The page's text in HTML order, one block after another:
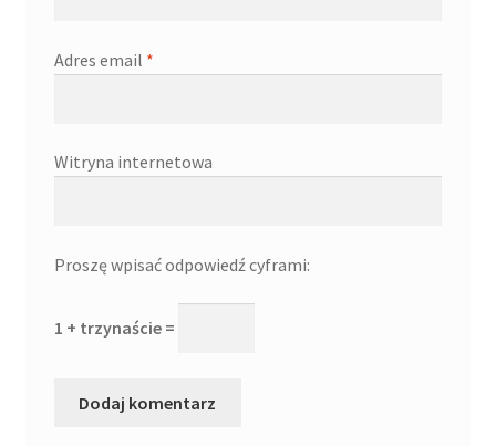
Adres email *
Witryna internetowa
Proszę wpisać odpowiedź cyframi:
1 + trzynaście =